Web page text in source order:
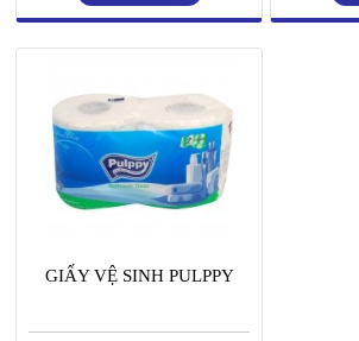
GIẤY VỆ SINH PULPPY